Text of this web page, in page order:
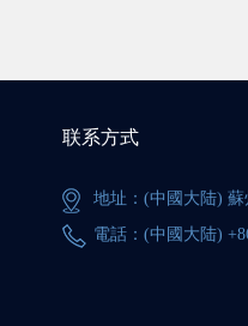
联系方式
地址：(中國大陆)
電話：(中國大陆)